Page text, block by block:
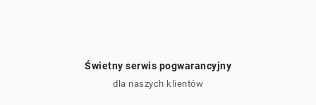
Świetny serwis pogwarancyjny
dla naszych klientów